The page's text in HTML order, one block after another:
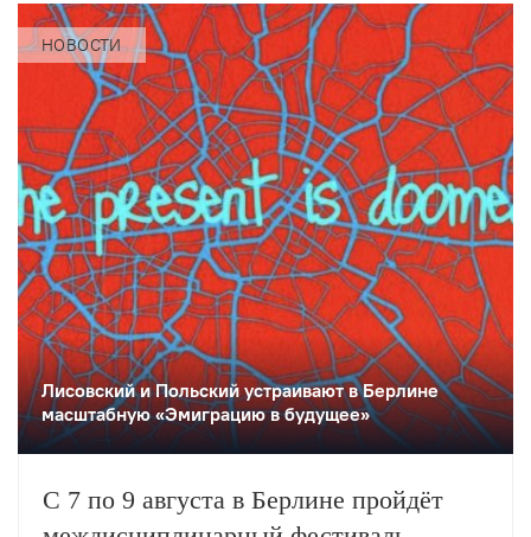
НОВОСТИ
Лисовский и Польский устраивают в Берлине
масштабную «Эмиграцию в будущее»
С 7 по 9 августа в Берлине пройдёт